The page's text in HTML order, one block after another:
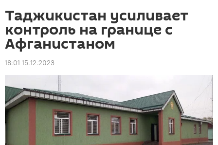
Таджикистан усиливает
контроль на границе с
Афганистаном
18:01 15.12.2023